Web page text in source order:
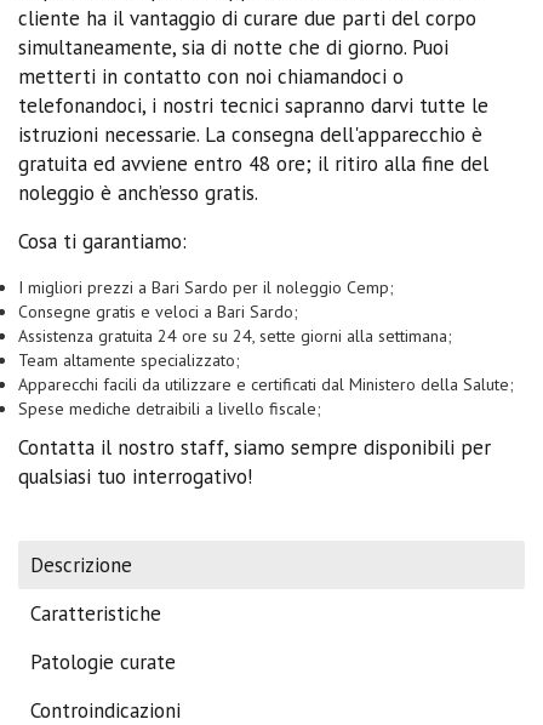
cliente ha il vantaggio di curare due parti del corpo
simultaneamente, sia di notte che di giorno. Puoi
metterti in contatto con noi chiamandoci o
telefonandoci, i nostri tecnici sapranno darvi tutte le
istruzioni necessarie. La consegna dell'apparecchio è
gratuita ed avviene entro 48 ore; il ritiro alla fine del
noleggio è anch’esso gratis.
Cosa ti garantiamo:
I migliori prezzi a Bari Sardo per il noleggio Cemp;
Consegne gratis e veloci a Bari Sardo;
Assistenza gratuita 24 ore su 24, sette giorni alla settimana;
Team altamente specializzato;
Apparecchi facili da utilizzare e certificati dal Ministero della Salute;
Spese mediche detraibili a livello fiscale;
Contatta il nostro staff, siamo sempre disponibili per
qualsiasi tuo interrogativo!
Descrizione
Caratteristiche
Patologie curate
Controindicazioni